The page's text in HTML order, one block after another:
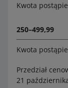
Kwota
250–499,99
Kwota
Przedział
21